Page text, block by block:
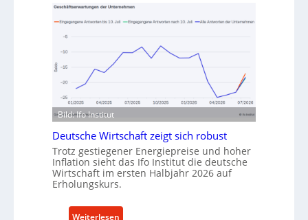
f
v
n
u
s
t
r
i
e
E
t
h
d
ü
r
n
a
c
a
Bild: Ifo Institut
Deutsche Wirtschaft zeigt sich robust
Trotz gestiegener Energiepreise und hoher
Inflation sieht das Ifo Institut die deutsche
Wirtschaft im ersten Halbjahr 2026 auf
Erholungskurs.
Weiterlesen: